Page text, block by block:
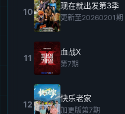
10
现在就出发第3季
更新至20260201期
11
血战X
第7期
12
快乐老家
加更版第7期